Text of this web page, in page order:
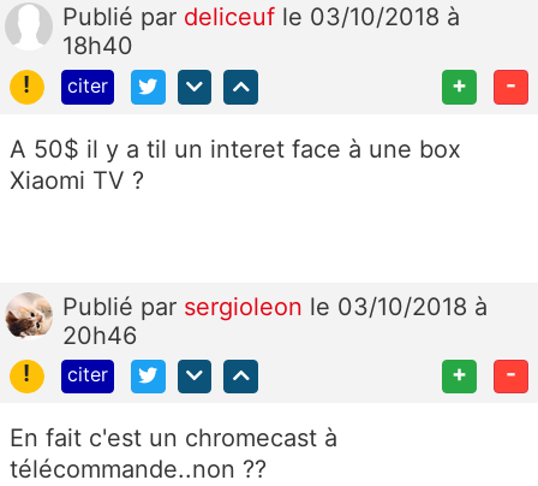
Publié par deliceuf le 03/10/2018 à
18h40
!
citer + -
A 50$ il y a til un interet face à une box
Xiaomi TV ?
Publié par sergioleon le 03/10/2018 à
20h46
!
citer + -
En fait c'est un chromecast à
télécommande..non ??